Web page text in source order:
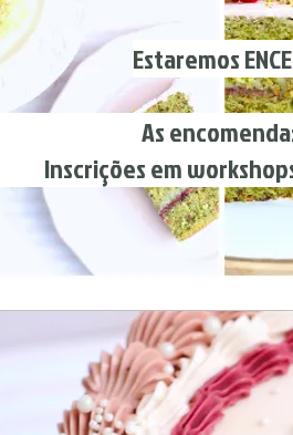
Estaremos
As encomendas físicas
Inscrições em workshops